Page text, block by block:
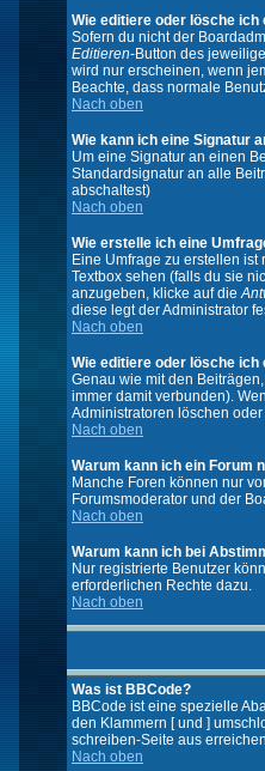
Wie editiere oder lösche ich
Sofern du nicht der
Editieren-Button des
wird nur erscheinen, wenn
Beachte, dass normale
Nach oben
Wie kann ich eine Signatur
Um eine Signatur an einen
Standardsignatur an alle
abschaltest)
Nach oben
Wie erstelle ich eine
Eine Umfrage zu erstellen
Textbox sehen (falls du sie
anzugeben, klicke auf die
diese legt der Administrator
Nach oben
Wie editiere oder lösche ich
Genau wie mit den
immer damit verbunden).
Administratoren löschen
Nach oben
Warum kann ich ein Forum
Manche Foren können nur
Forumsmoderator und der
Nach oben
Warum kann ich bei
Nur registrierte Benutzer
erforderlichen Rechte dazu.
Nach oben
Was ist BBCode?
BBCode ist eine spezielle
den Klammern [ und ]
schreiben-Seite aus
Nach oben